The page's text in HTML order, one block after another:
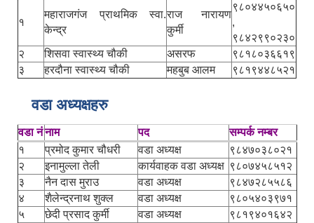
१
महाराजगंज प्राथमिक स्वा.
केन्द्र
राज नारायण
कुर्मी
९८०४४५०६५०
,
९८४२९९०२३०
२
शिसवा स्वास्थ्य चौकी असरफ
९८१८०३६६१९
३
हरदौना स्वास्थ्य चौकी महबुब आलम ९८१९४४८५२१
वडा अध्यक्षहरु
वडा नंनाम पद
सम्पर्क नम्बर
१
प्रमोद कुमार चौधरी वडा अध्यक्ष
९८४७०३८०२१
२
इनामुल्ला तेली कार्यवाहक वडा अध्यक्ष ९८०७४५८५१२
३
नैन दास मुराउ वडा अध्यक्ष
९८४७२८५५८६
४
शैलेन्द्रनाथ शुक्ल वडा अध्यक्ष
९८०५४०३९७१
५
छेदी प्रसाद कुर्मी वडा अध्यक्ष
९८१९४०१६४२